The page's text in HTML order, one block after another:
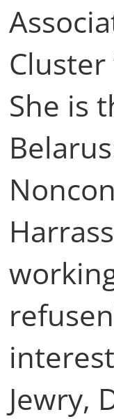
Cluster
She is
Jewry,